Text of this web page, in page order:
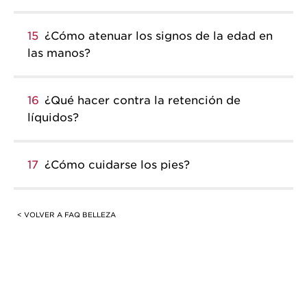
15 ¿Cómo atenuar los signos de la edad en
las manos?
16 ¿Qué hacer contra la retención de
líquidos?
17 ¿Cómo cuidarse los pies?
< VOLVER A FAQ BELLEZA